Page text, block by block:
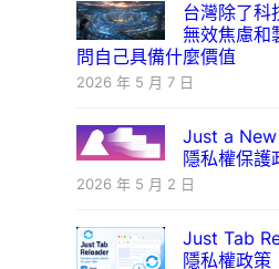
台灣除了科
無效焦慮和
問自己具備什麼價值
2026 年 5 月 7 日
Just a
隱私權保護
2026 年 5 月 2 日
Just Tab
隱私權政策